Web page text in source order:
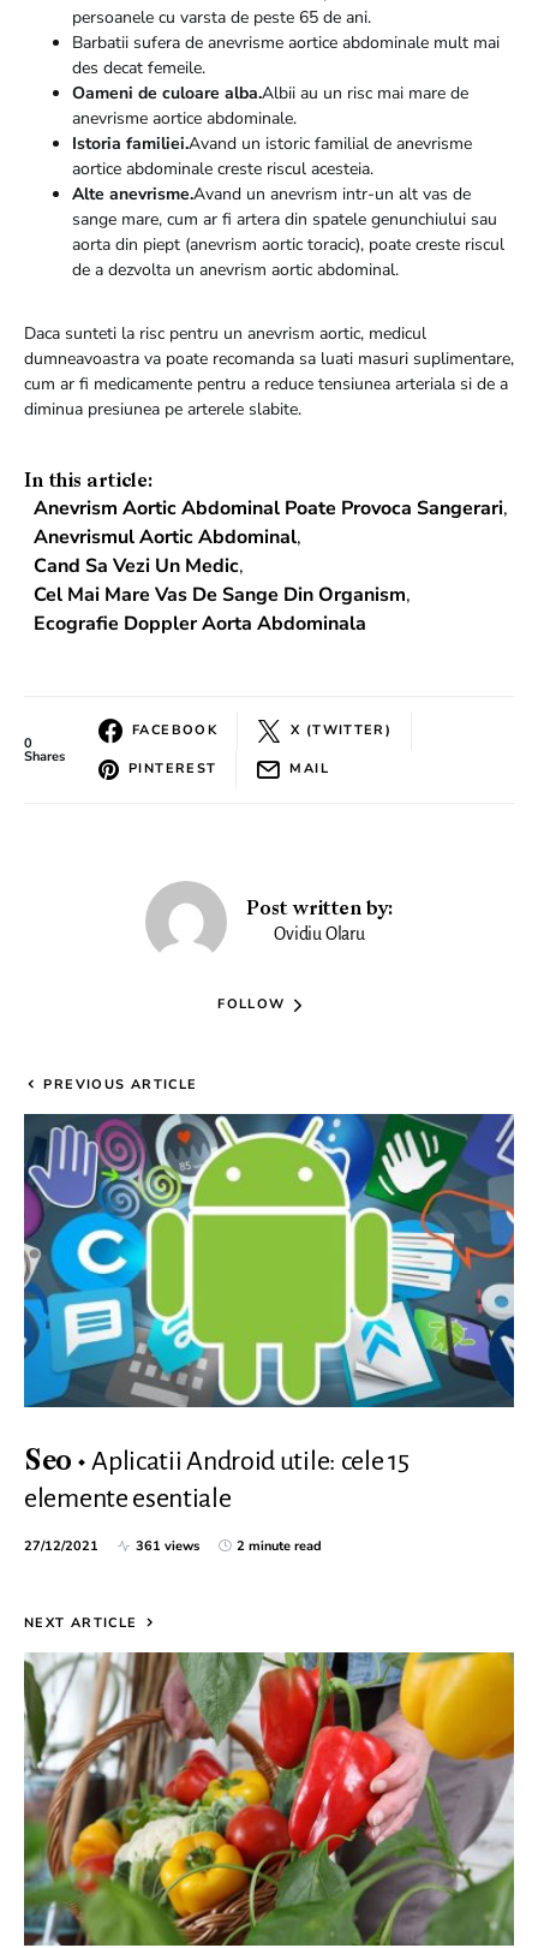
persoanele cu varsta de peste 65 de ani.
Barbatii sufera de anevrisme aortice abdominale mult mai
des decat femeile.
Oameni de culoare alba.Albii au un risc mai mare de
anevrisme aortice abdominale.
Istoria familiei.Avand un istoric familial de anevrisme
aortice abdominale creste riscul acesteia.
Alte anevrisme.Avand un anevrism intr-un alt vas de
sange mare, cum ar fi artera din spatele genunchiului sau
aorta din piept (anevrism aortic toracic), poate creste riscul
de a dezvolta un anevrism aortic abdominal.
Daca sunteti la risc pentru un anevrism aortic, medicul
dumneavoastra va poate recomanda sa luati masuri suplimentare,
cum ar fi medicamente pentru a reduce tensiunea arteriala si de a
diminua presiunea pe arterele slabite.
In this article:
Anevrism Aortic Abdominal Poate Provoca Sangerari,
Anevrismul Aortic Abdominal,
Cand Sa Vezi Un Medic,
Cel Mai Mare Vas De Sange Din Organism,
Ecografie Doppler Aorta Abdominala
0
Shares
FACEBOOK X (TWITTER)
PINTEREST MAIL
Post written by:
Ovidiu Olaru
FOLLOW
PREVIOUS ARTICLE
Seo
Aplicatii Android utile: cele 15
elemente esentiale
27/12/2021 361 views 2 minute read
NEXT ARTICLE